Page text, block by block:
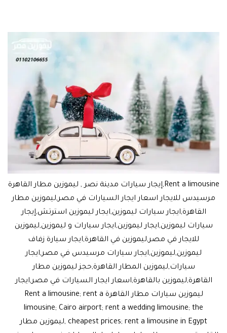
Rent a limousine,إيجار سيارات مدينة نصر , ليموزين مطار القاهرة
مرسيدس للايجار اسعار ايجار السيارات في مصر,ليموزين مطار
القاهرة,ايجار سيارات ليموزين,ايجار ليموزين استرتش,إيجار
سيارات ليموزين,ايجار ليموزين,ايجار سيارات و ليموزين,ليموزين
للايجار في مصر,ليموزين في القاهرة,ايجار سيارة زفاف
ليموزين,ليموزين,ايجار سيارات مرسيدس في مصر,ايجار
سيارات,ليموزين المطار القاهرة,حجز ليموزين مطار
القاهرة,ليموزين بالقاهرة,اسعار ايجار السيارات في مصر,ايجار
ليموزين سيارات مطار القاهرة Rent a limousine; rent a
limousine; Cairo airport; rent a wedding limousine; the
cheapest prices; rent a limousine in Egypt ,ليموزين مطار